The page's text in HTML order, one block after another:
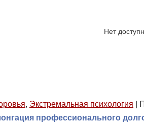
Нет
, Экстремальная психология
профессионального